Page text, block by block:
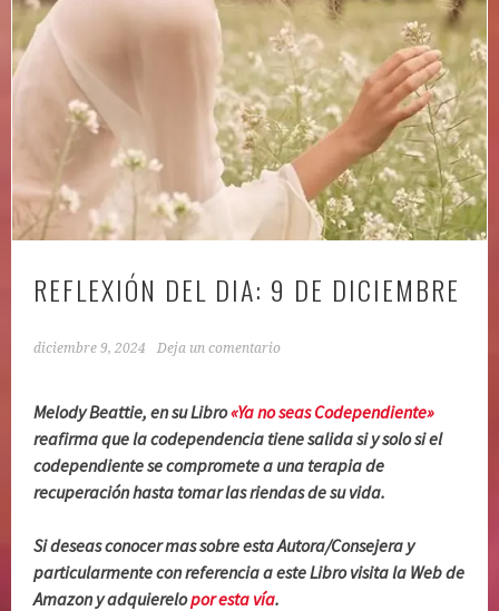
REFLEXIÓN DEL DIA: 9 DE DICIEMBRE
diciembre 9, 2024 Deja un comentario
Melody Beattie, en su Libro«Ya no seas Codependiente»
reafirma que la codependencia tiene salida si y solo si el
codependiente se compromete a una terapia de
recuperación hasta tomar las riendas de su vida.
Si deseas conocer mas sobre esta Autora/Consejera y
particularmente con referencia a este Libro visita la Web de
Amazon y adquierelopor esta vía.